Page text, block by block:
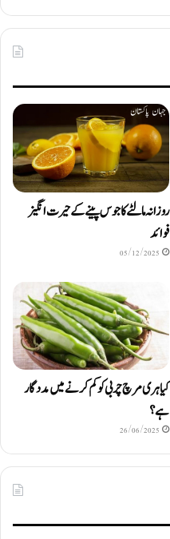
روزانہ مالٹے کا جوس پینے کے حیرت انگیز
فوائد
05/12/2025
کیا ہری مرچ چربی کو کم کرنے میں مددگار
ہے؟
26/06/2025